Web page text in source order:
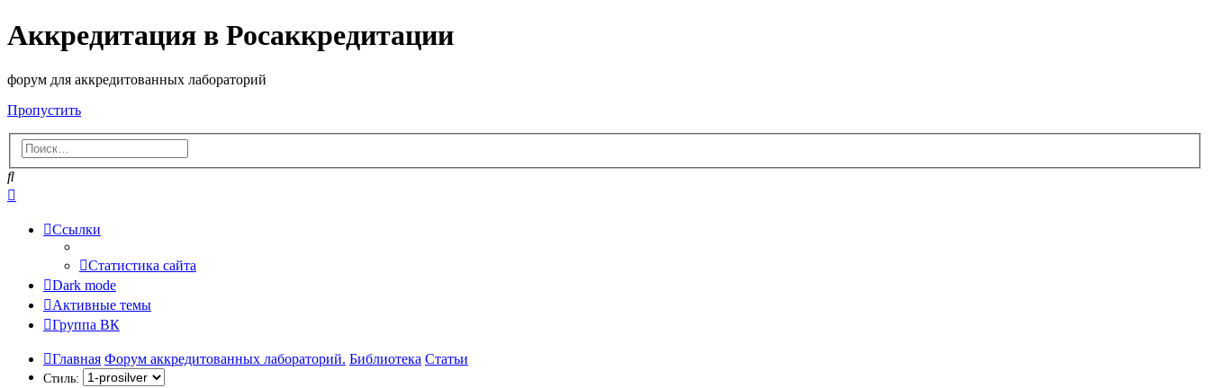
Аккредитация в Росаккредитации
форум для аккредитованных лабораторий
Пропустить
Поиск
Ссылки
Статистика сайта
Dark mode
Активные темы
Группа ВК
Главная Форум аккредитованных лабораторий. Библиотека Статьи
Стиль: